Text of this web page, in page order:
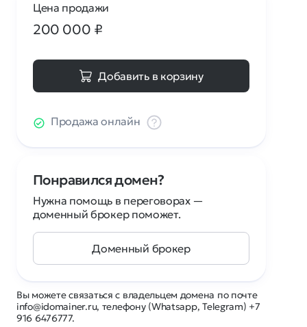
Вы можете связаться с владельцем домена по почте
info@idomainer.ru, телефону (Whatsapp, Telegram) +7
916 6476777.
Цена продажи
200 000 ₽
Добавить в корзину
Продажа онлайн
Понравился домен?
Нужна помощь в переговорах —
доменный брокер поможет.
Доменный брокер